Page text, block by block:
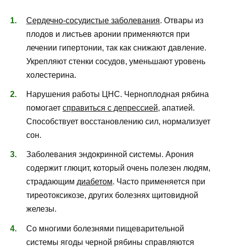
Сердечно-сосудистые заболевания. Отвары из
плодов и листьев аронии применяются при
лечении гипертонии, так как снижают давление.
Укрепляют стенки сосудов, уменьшают уровень
холестерина.
Нарушения работы ЦНС. Черноплодная рябина
помогает справиться с депрессией, апатией.
Способствует восстановлению сил, нормализует
сон.
Заболевания эндокринной системы. Арония
содержит глюцит, который очень полезен людям,
страдающим диабетом. Часто применяется при
тиреотоксикозе, других болезнях щитовидной
железы.
Со многими болезнями пищеварительной
системы ягоды черной рябины справляются